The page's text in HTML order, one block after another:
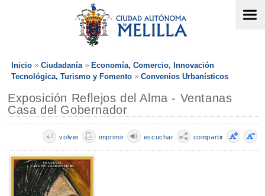
Inicio Ciudadanía
Economía, Comercio, Innovación
Tecnológica, Turismo y Fomento
Convenios Urbanísticos
Exposición Reflejos del Alma - Ventanas
Casa del Gobernador
compartir
escuchar
imprimir
volver